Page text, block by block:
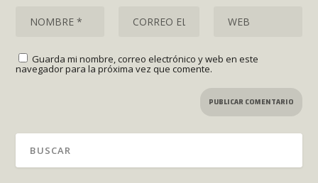
Guarda mi nombre, correo electrónico y web en este
navegador para la próxima vez que comente.